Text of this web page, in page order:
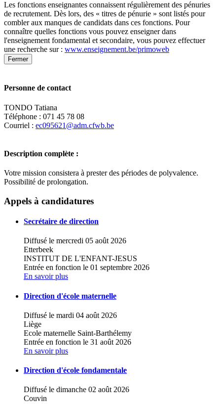
Les fonctions enseignantes connaissent régulièrement des pénuries
de recrutement. Dès lors, des « titres de pénurie » sont listés pour
combler aux manques de candidats dans ces fonctions. Pour
connaître quelles fonctions vous pouvez enseigner dans
l'enseignement fondamental et secondaire, vous pouvez effectuer
une recherche sur : www.enseignement.be/primoweb
Fermer
Personne de contact
TONDO Tatiana
Téléphone : 071 45 78 08
Courriel : ec095621@adm.cfwb.be
Description complète :
Votre mission consistera à prester des périodes de polyvalence.
Possibilité de prolongation.
Ecole Saint-Lambert et Saint-Luc
+
Leaflet
Appels à candidatures
Secrétaire de direction
Diffusé le mercredi 05 août 2026
Etterbeek
INSTITUT DE L'ENFANT-JESUS
Entrée en fonction le 01 septembre 2026
En savoir plus
Direction d'école maternelle
Diffusé le mardi 04 août 2026
Liège
Ecole maternelle Saint-Barthélemy
Entrée en fonction le 31 août 2026
En savoir plus
Direction d'école fondamentale
Diffusé le dimanche 02 août 2026
Couvin